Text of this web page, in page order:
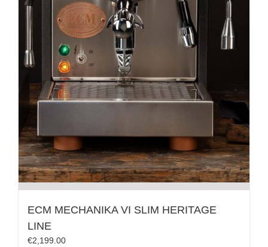
ECM MECHANIKA VI SLIM HERITAGE
LINE
€2,199.00